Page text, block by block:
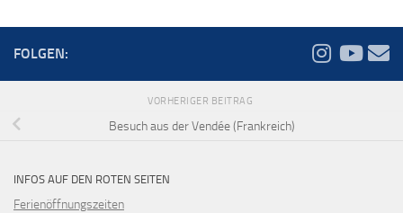
FOLGEN:
VORHERIGER BEITRAG
Besuch aus der Vendée (Frankreich)
INFOS AUF DEN ROTEN SEITEN
Ferienöffnungszeiten